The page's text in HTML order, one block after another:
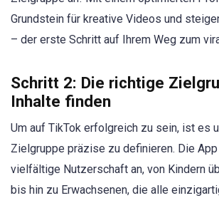
Grundstein für kreative Videos und
– der erste Schritt auf Ihrem Weg zum
Schritt 2: Die richtige
Inhalte finden
Um auf TikTok erfolgreich zu sein, ist es
Zielgruppe präzise zu definieren. Die
vielfältige Nutzerschaft an, von Kindern
bis hin zu Erwachsenen, die alle